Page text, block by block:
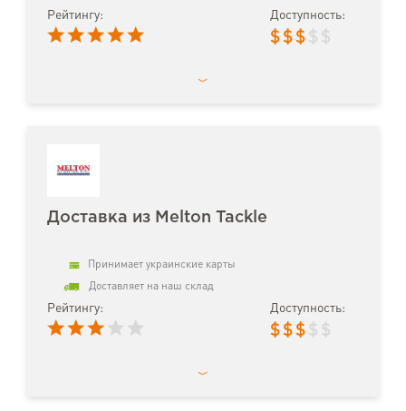
Рейтингу: Доступность:
$ $ $ $ $
Доставка из Melton Tackle
Принимает украинские карты
Доставляет на наш склад
Рейтингу: Доступность:
$ $ $ $ $